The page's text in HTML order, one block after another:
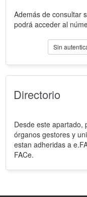
Además de consultar
podrá acceder al
Sin
Directorio
Desde este apartado,
órganos gestores y
estan adheridas a
FACe.